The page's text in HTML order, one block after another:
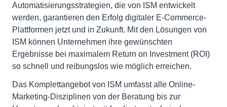
Automatisierungsstrategien, die von ISM entwickelt
werden, garantieren den Erfolg digitaler E-Commerce-
Plattformen jetzt und in Zukunft. Mit den Lösungen von
ISM können Unternehmen ihre gewünschten
Ergebnisse bei maximalem Return on Investment (ROI)
so schnell und reibungslos wie möglich erreichen.
Das Komplettangebot von ISM umfasst alle Online-
Marketing-Disziplinen von der Beratung bis zur